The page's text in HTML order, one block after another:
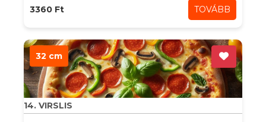
3360 Ft TOVÁBB
32 cm
14. VIRSLIS